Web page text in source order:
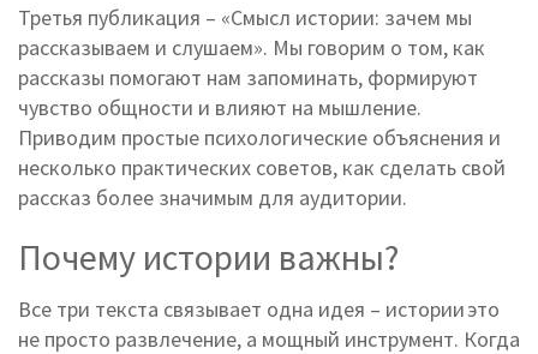
Третья публикация – «Смысл истории: зачем мы
рассказываем и слушаем». Мы говорим о том, как
рассказы помогают нам запоминать, формируют
чувство общности и влияют на мышление.
Приводим простые психологические объяснения и
несколько практических советов, как сделать свой
рассказ более значимым для аудитории.
Почему истории важны?
Все три текста связывает одна идея – истории это
не просто развлечение, а мощный инструмент. Когда